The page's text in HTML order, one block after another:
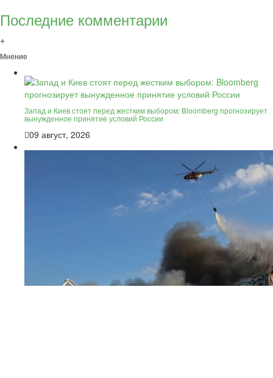
Последние комментарии
+
Мнение
Запад и Киев стоят перед жестким выбором: Bloomberg прогнозирует
вынужденное принятие условий России
09 август, 2026